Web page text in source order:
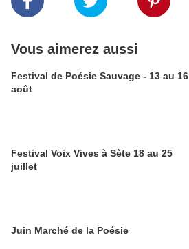
Vous aimerez aussi
Festival de Poésie Sauvage - 13 au 16
août
Festival Voix Vives à Sète 18 au 25
juillet
Juin Marché de la Poésie